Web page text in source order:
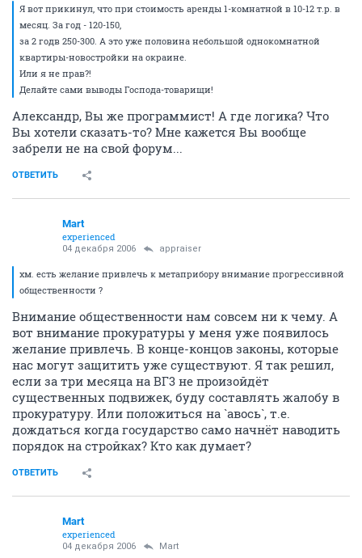
Я вот прикинул, что при стоимость аренды 1-комнатной в 10-12 т.р. в
месяц. За год - 120-150,
за 2 годв 250-300. А это уже половина небольшой однокомнатной
квартиры-новостройки на окраине.
Или я не прав?!
Делайте сами выводы Господа-товарищи!
Александр, Вы же программист! А где логика? Что
Вы хотели сказать-то? Мне кажется Вы вообще
забрели не на свой форум...
ОТВЕТИТЬ
Mart
experienced
04 декабря 2006 appraiser
хм. есть желание привлечь к метаприбору внимание прогрессивной
общественности ?
Внимание общественности нам совсем ни к чему. А
вот внимание прокуратуры у меня уже появилось
желание привлечь. В конце-концов законы, которые
нас могут защитить уже существуют. Я так решил,
если за три месяца на ВГ3 не произойдёт
существенных подвижек, буду составлять жалобу в
прокуратуру. Или положиться на `авось`, т.е.
дождаться когда государство само начнёт наводить
порядок на стройках? Кто как думает?
ОТВЕТИТЬ
Mart
experienced
04 декабря 2006 Mart